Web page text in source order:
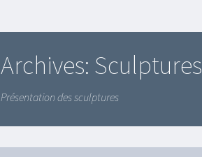
Archives: Sculptures
Présentation des sculptures